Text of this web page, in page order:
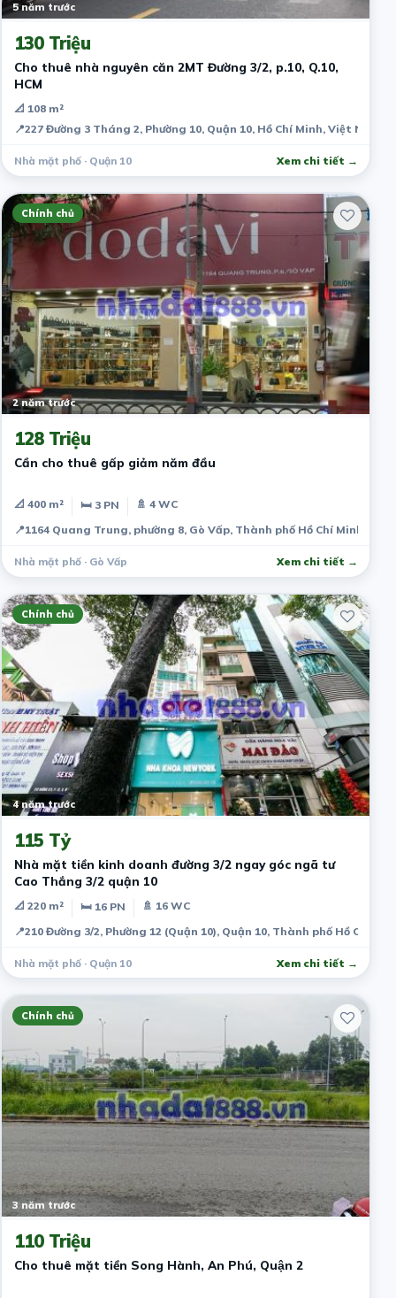
5 năm trước
130 Triệu
Cho thuê nhà nguyên căn 2MT Đường 3/2, p.10, Q.10,
HCM
📐 108 m²
📍227 Đường 3 Tháng 2, Phường 10, Quận 10, Hồ Chí Minh, Việt Nam
Nhà mặt phố · Quận 10 Xem chi tiết →
Chính chủ
2 năm trước
128 Triệu
Cần cho thuê gấp giảm năm đầu
📐 400 m² 🛏 3 PN
🚿 4 WC
📍1164 Quang Trung, phường 8, Gò Vấp, Thành phố Hồ Chí Minh, Việt
Nhà mặt phố · Gò Vấp Xem chi tiết →
Chính chủ
4 năm trước
115 Tỷ
Nhà mặt tiền kinh doanh đường 3/2 ngay góc ngã tư
Cao Thắng 3/2 quận 10
📐 220 m² 🛏 16 PN
🚿 16 WC
📍210 Đường 3/2, Phường 12 (Quận 10), Quận 10, Thành phố Hồ Chí
Nhà mặt phố · Quận 10 Xem chi tiết →
Chính chủ
3 năm trước
110 Triệu
Cho thuê mặt tiền Song Hành, An Phú, Quận 2